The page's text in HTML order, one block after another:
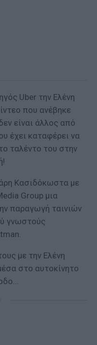
Uber την Ελένη
που ανέβηκε
είναι άλλος από
έχει καταφέρει να
ταλέντο του στην
Κασιδόκωστα με
Group μια
παραγωγή ταινιών
γνωστούς
με την Ελένη
στο αυτοκίνητο